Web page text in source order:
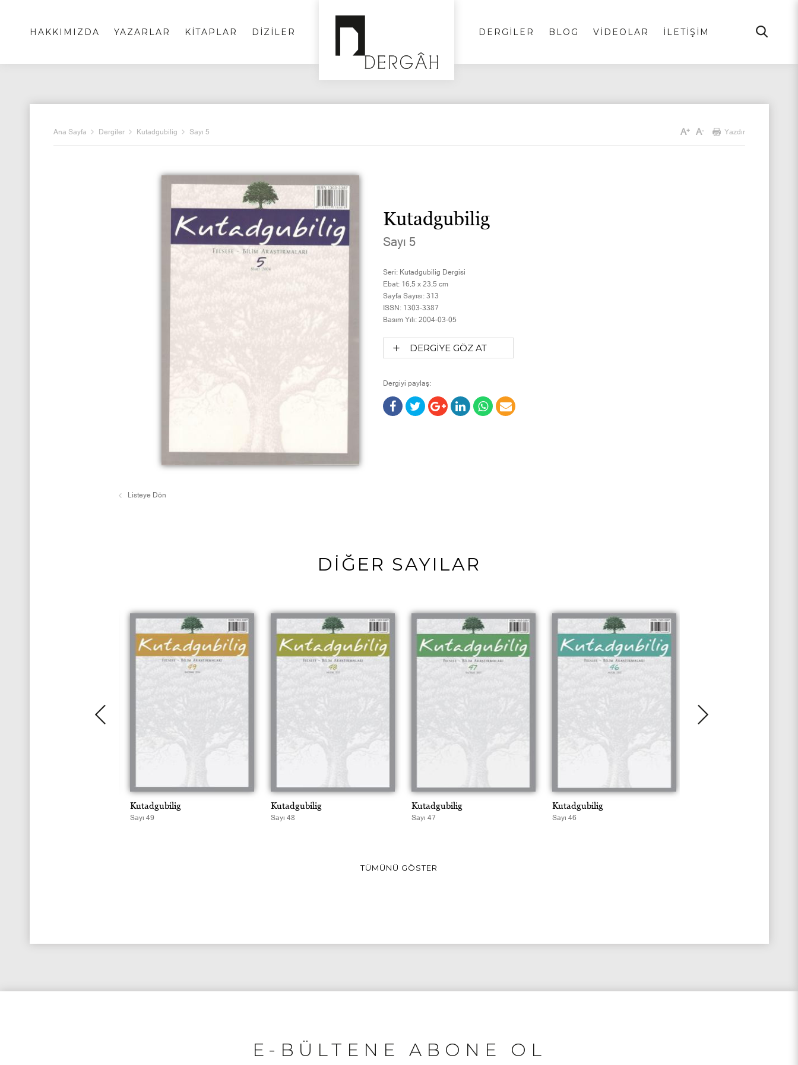
HAKKIMIZDA YAZARLAR KİTAPLAR DİZİLER İLETİŞİM
VİDEOLAR
BLOG
DERGİLER
Ana Sayfa Dergiler Kutadgubilig Sayı 5 A+ A- Yazdır
Kutadgubilig
Sayı 5
Seri: Kutadgubilig Dergisi
Ebat: 16,5 x 23,5 cm
Sayfa Sayısı: 313
ISSN: 1303-3387
Basım Yılı: 2004-03-05
DERGİYE GÖZ AT
Dergiyi paylaş:
Listeye Dön
DİĞER SAYILAR
Kutadgubilig
Sayı 49
Kutadgubilig
Sayı 48
Kutadgubilig
Sayı 47
Kutadgubilig
Sayı 46
TÜMÜNÜ GÖSTER
E-BÜLTENE ABONE OL